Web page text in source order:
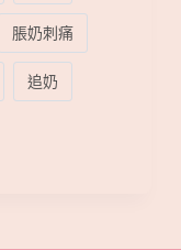
脹奶刺痛
追奶